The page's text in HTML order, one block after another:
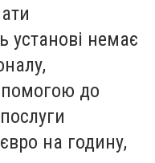
установі немає
до
на годину,